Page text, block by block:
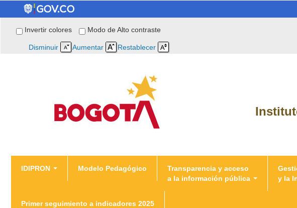
Invertir colores Modo de Alto contraste
Disminuir Aumentar Restablecer
IDIPRON Modelo Pedagógico
Transparencia y acceso
a la información pública
y la
Primer seguimiento a indicadores 2025
You are here